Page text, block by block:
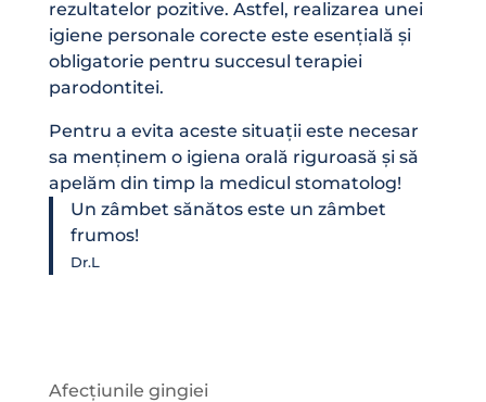
rezultatelor pozitive. Astfel, realizarea unei
igiene personale corecte este esențială și
obligatorie pentru succesul terapiei
parodontitei.
Pentru a evita aceste situații este necesar
sa menținem o igiena orală riguroasă și să
apelăm din timp la medicul stomatolog!
Un zâmbet sănătos este un zâmbet
frumos!
Dr.L
Afecțiunile gingiei